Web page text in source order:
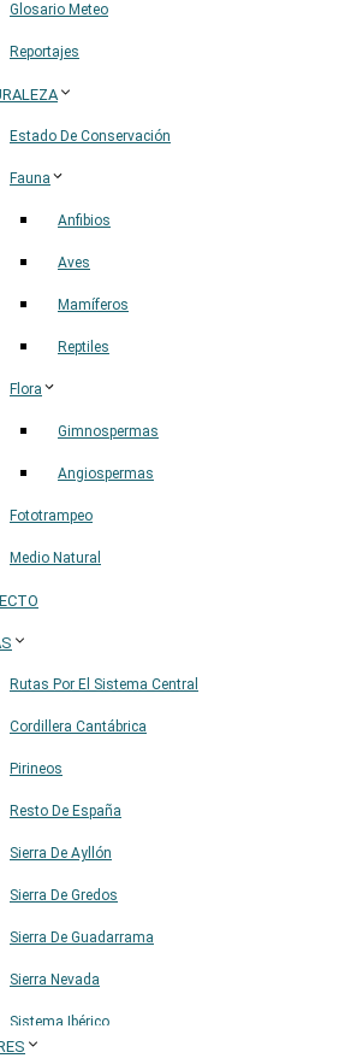
Glosario Meteo
Reportajes
Estado De Conservación
Fauna
Anfibios
Aves
Mamíferos
Reptiles
Flora
Gimnospermas
Angiospermas
Fototrampeo
Medio Natural
Rutas Por El Sistema Central
Cordillera Cantábrica
Pirineos
Resto De España
Sierra De Ayllón
Sierra De Gredos
Sierra De Guadarrama
Sierra Nevada
Sistema Ibérico